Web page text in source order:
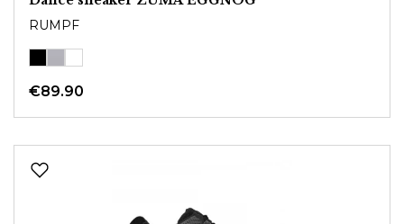
RUMPF
€89.90